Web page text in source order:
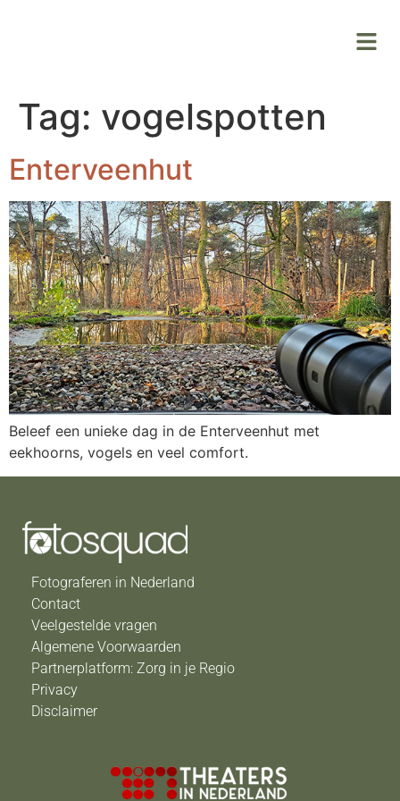
Tag: vogelspotten
Enterveenhut
Beleef een unieke dag in de Enterveenhut met
eekhoorns, vogels en veel comfort.
Fotograferen in Nederland
Contact
Veelgestelde vragen
Algemene Voorwaarden
Partnerplatform: Zorg in je Regio
Privacy
Disclaimer